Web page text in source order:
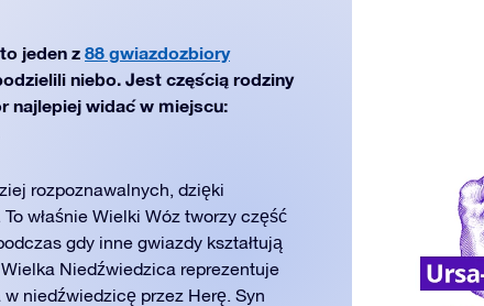
jeden z 88 gwiazdozbiory
niebo. Jest częścią rodziny
najlepiej widać w miejscu:
rozpoznawalnych, dzięki
właśnie Wielki Wóz tworzy część
gdy inne gwiazdy kształtują
Niedźwiedzica reprezentuje
niedźwiedzicę przez Herę. Syn